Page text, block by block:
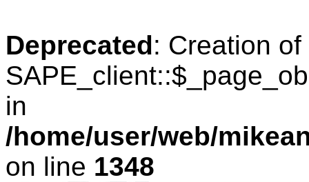
Deprecated: Creation
in
/home/user/web/
on line 1348